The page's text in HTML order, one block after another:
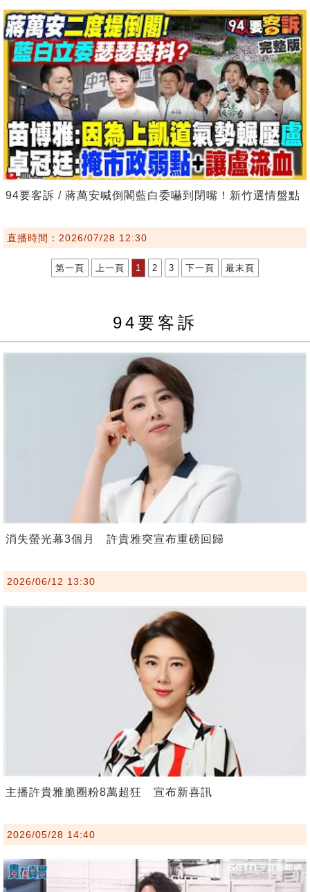
94要客訴 / 蔣萬安喊倒閣藍白委嚇到閉嘴！新竹選情盤點
直播時間：2026/07/28 12:30
第一頁 上一頁 1 2 3 下一頁 最末頁
94要客訴
消失螢光幕3個月 許貴雅突宣布重磅回歸
2026/06/12 13:30
主播許貴雅脆圈粉8萬超狂 宣布新喜訊
2026/05/28 14:40